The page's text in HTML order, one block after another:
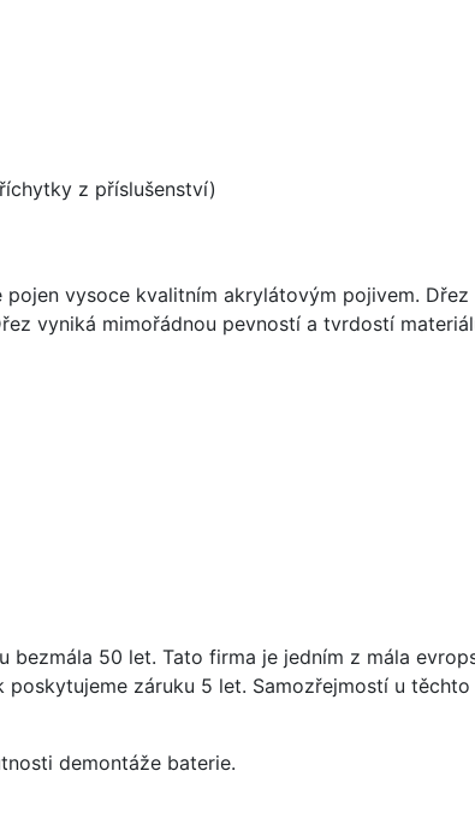
z příslušenství)
vysoce kvalitním akrylátovým pojivem. Dřez
vyniká mimořádnou pevností a tvrdostí
bezmála 50 let. Tato firma je jedním z mála
záruku 5 let. Samozřejmostí u
demontáže baterie.